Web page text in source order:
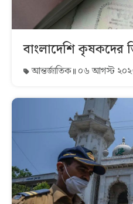
বাংলাদেশি কৃষকদের
আন্তর্জাতিক ০৬ আগস্ট